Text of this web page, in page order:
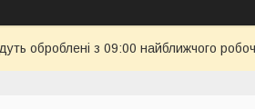
оброблені з 09:00 найближчого